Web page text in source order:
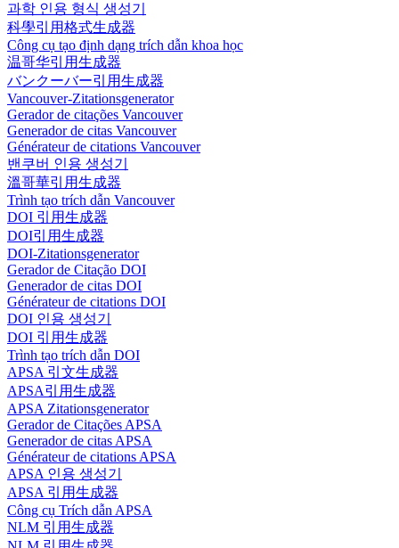
과학 인용 형식 생성기
科學引用格式生成器
Công cụ tạo định dạng trích dẫn khoa học
温哥华引用生成器
バンクーバー引用生成器
Vancouver-Zitationsgenerator
Gerador de citações Vancouver
Generador de citas Vancouver
Générateur de citations Vancouver
밴쿠버 인용 생성기
溫哥華引用生成器
Trình tạo trích dẫn Vancouver
DOI 引用生成器
DOI引用生成器
DOI-Zitationsgenerator
Gerador de Citação DOI
Generador de citas DOI
Générateur de citations DOI
DOI 인용 생성기
DOI 引用生成器
Trình tạo trích dẫn DOI
APSA 引文生成器
APSA引用生成器
APSA Zitationsgenerator
Gerador de Citações APSA
Generador de citas APSA
Générateur de citations APSA
APSA 인용 생성기
APSA 引用生成器
Công cụ Trích dẫn APSA
NLM 引用生成器